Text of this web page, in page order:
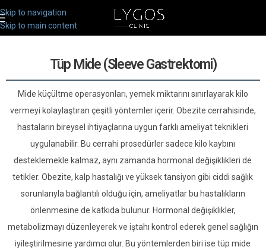
Skip to navigation
Skip to main content
Tüp Mide (Sleeve Gastrektomi)
Mide küçültme operasyonları, yemek miktarını sınırlayarak kilo
vermeyi kolaylaştıran çeşitli yöntemler içerir. Obezite cerrahisinde,
hastaların bireysel ihtiyaçlarına uygun farklı ameliyat teknikleri
uygulanabilir. Bu cerrahi prosedürler sadece kilo kaybını
desteklemekle kalmaz, aynı zamanda hormonal değişiklikleri de
tetikler. Obezite, kalp hastalığı ve yüksek tansiyon gibi ciddi sağlık
sorunlarıyla bağlantılı olduğu için, ameliyatlar bu hastalıkların
önlenmesine de katkıda bulunur. Hormonal değişiklikler,
metabolizmayı düzenleyerek ve iştahı kontrol ederek genel sağlığın
iyileştirilmesine yardımcı olur. Bu yöntemlerden biri ise tüp mide